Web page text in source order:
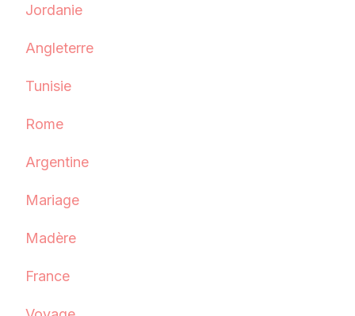
Jordanie
Angleterre
Tunisie
Rome
Argentine
Mariage
Madère
France